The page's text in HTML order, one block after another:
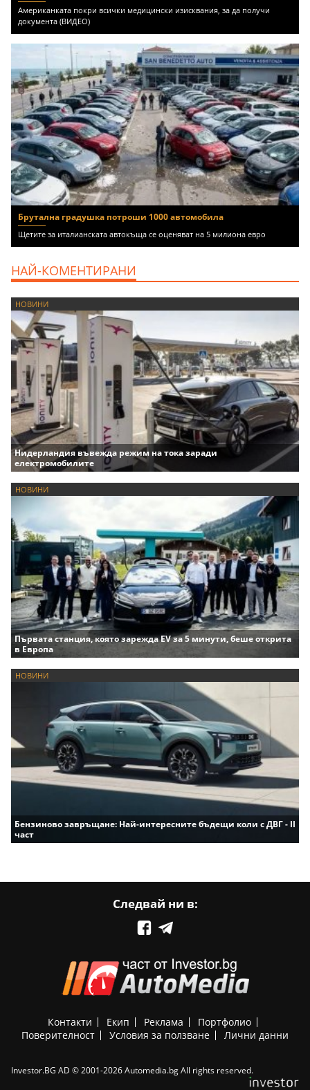
Американката покри всички медицински изисквания, за да получи
документа (ВИДЕО)
Брутална градушка потроши 1000 автомобила
Щетите за италианската автокъща се оценяват на 5 милиона евро
НАЙ-КОМЕНТИРАНИ
НОВИНИ
Нидерландия въвежда режим на тока заради
електромобилите
НОВИНИ
Първата станция, която зарежда EV за 5 минути, беше открита
в Европа
НОВИНИ
Бензиново завръщане: Най-интересните бъдещи коли с ДВГ - II
част
Следвай ни в:
Контакти Екип Реклама
Портфолио
Поверителност
Условия за ползване Лични данни
Investor.BG AD © 2001-2026 Automedia.bg All rights reserved.